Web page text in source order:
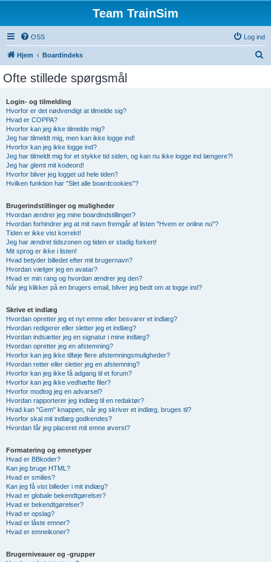
Team TrainSim
OSS Log ind
Hjem Boardindeks
Ofte stillede spørgsmål
Login- og tilmelding
Hvorfor er det nødvendigt at tilmelde sig?
Hvad er COPPA?
Hvorfor kan jeg ikke tilmelde mig?
Jeg har tilmeldt mig, men kan ikke logge ind!
Hvorfor kan jeg ikke logge ind?
Jeg har tilmeldt mig for et stykke tid siden, og kan nu ikke logge ind længere?!
Jeg har glemt mit kodeord!
Hvorfor bliver jeg logget ud hele tiden?
Hvilken funktion har "Slet alle boardcookies"?
Brugerindstillinger og muligheder
Hvordan ændrer jeg mine boardindstillinger?
Hvordan forhindrer jeg at mit navn fremgår af listen "Hvem er online nu"?
Tiden er ikke vist korrekt!
Jeg har ændret tidszonen og tiden er stadig forkert!
Mit sprog er ikke i listen!
Hvad betyder billedet efter mit brugernavn?
Hvordan vælger jeg en avatar?
Hvad er min rang og hvordan ændrer jeg den?
Når jeg klikker på en brugers email, bliver jeg bedt om at logge ind?
Skrive et indlæg
Hvordan opretter jeg et nyt emne eller besvarer et indlæg?
Hvordan redigerer eller sletter jeg et indlæg?
Hvordan indsætter jeg en signatur i mine indlæg?
Hvordan opretter jeg en afstemning?
Hvorfor kan jeg ikke tilføje flere afstemningsmuligheder?
Hvordan retter eller sletter jeg en afstemning?
Hvorfor kan jeg ikke få adgang til et forum?
Hvorfor kan jeg ikke vedhæfte filer?
Hvorfor modtog jeg en advarsel?
Hvordan rapporterer jeg indlæg til en redaktør?
Hvad kan "Gem" knappen, når jeg skriver et indlæg, bruges til?
Hvorfor skal mit indlæg godkendes?
Hvordan får jeg placeret mit emne øverst?
Formatering og emnetyper
Hvad er BBkoder?
Kan jeg bruge HTML?
Hvad er smilies?
Kan jeg få vist billeder i mit indlæg?
Hvad er globale bekendtgørelser?
Hvad er bekendtgørelser?
Hvad er opslag?
Hvad er låste emner?
Hvad er emneikoner?
Brugerniveauer og -grupper